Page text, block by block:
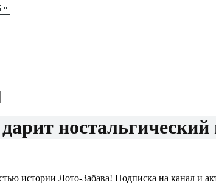
истории Лото-Забава! Подписка на канал и